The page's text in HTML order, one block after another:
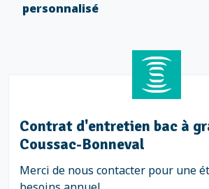
personnalisé
Contrat d'entretien bac à
Coussac-Bonneval
Merci de nous contacter pour une